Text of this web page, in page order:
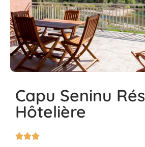
Capu Seninu
Hôtelière
